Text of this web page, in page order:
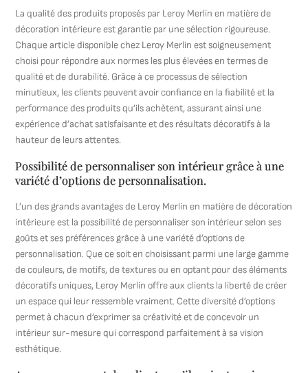
La qualité des produits proposés par Leroy Merlin en matière de
décoration intérieure est garantie par une sélection rigoureuse.
Chaque article disponible chez Leroy Merlin est soigneusement
choisi pour répondre aux normes les plus élevées en termes de
qualité et de durabilité. Grâce à ce processus de sélection
minutieux, les clients peuvent avoir confiance en la fiabilité et la
performance des produits qu’ils achètent, assurant ainsi une
expérience d’achat satisfaisante et des résultats décoratifs à la
hauteur de leurs attentes.
Possibilité de personnaliser son intérieur grâce à une
variété d’options de personnalisation.
L’un des grands avantages de Leroy Merlin en matière de décoration
intérieure est la possibilité de personnaliser son intérieur selon ses
goûts et ses préférences grâce à une variété d’options de
personnalisation. Que ce soit en choisissant parmi une large gamme
de couleurs, de motifs, de textures ou en optant pour des éléments
décoratifs uniques, Leroy Merlin offre aux clients la liberté de créer
un espace qui leur ressemble vraiment. Cette diversité d’options
permet à chacun d’exprimer sa créativité et de concevoir un
intérieur sur-mesure qui correspond parfaitement à sa vision
esthétique.